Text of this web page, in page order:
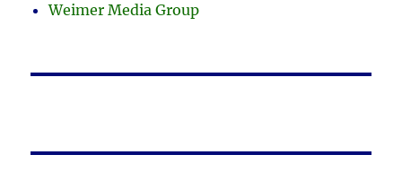
Weimer Media Group